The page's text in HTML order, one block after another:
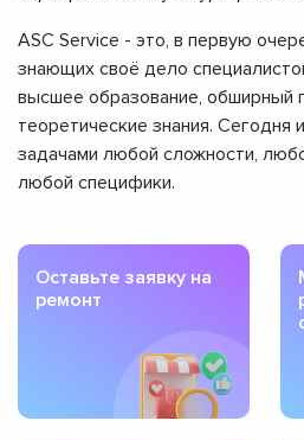
ASC Service - это, в первую
знающих своё дело
высшее образование, обширный
теоретические знания. Сегодня
задачами любой сложности,
любой специфики.
Оставьте заявку на
ремонт